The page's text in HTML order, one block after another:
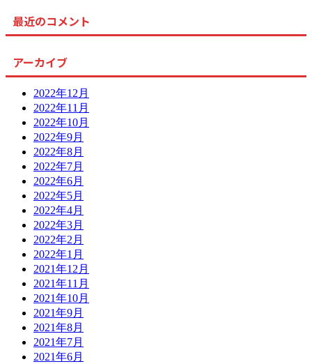
最近のコメント
アーカイブ
2022年12月
2022年11月
2022年10月
2022年9月
2022年8月
2022年7月
2022年6月
2022年5月
2022年4月
2022年3月
2022年2月
2022年1月
2021年12月
2021年11月
2021年10月
2021年9月
2021年8月
2021年7月
2021年6月